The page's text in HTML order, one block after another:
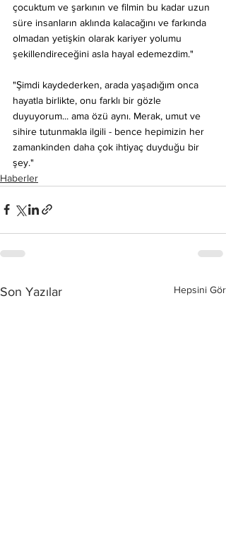
çocuktum ve şarkının ve filmin bu kadar uzun
süre insanların aklında kalacağını ve farkında
olmadan yetişkin olarak kariyer yolumu
şekillendireceğini asla hayal edemezdim."
"Şimdi kaydederken, arada yaşadığım onca
hayatla birlikte, onu farklı bir gözle
duyuyorum... ama özü aynı. Merak, umut ve
sihire tutunmakla ilgili - bence hepimizin her
zamankinden daha çok ihtiyaç duyduğu bir
şey."
Haberler
Son Yazılar Hepsini Gör